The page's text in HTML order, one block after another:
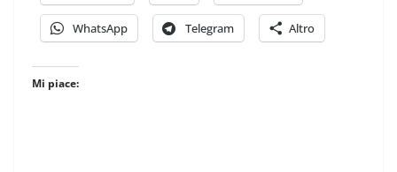
WhatsApp Telegram Altro
Mi piace: